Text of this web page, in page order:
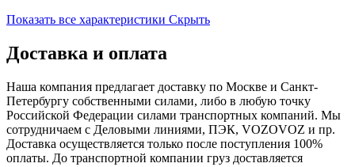
Показать все характеристики Скрыть
Доставка и оплата
Наша компания предлагает доставку по Москве и Санкт-
Петербургу собственными силами, либо в любую точку
Российской Федерации силами транспортных компаний. Мы
сотрудничаем с Деловыми линиями, ПЭК, VOZOVOZ и пр.
Доставка осуществляется только после поступления 100%
оплаты. До транспортной компании груз доставляется